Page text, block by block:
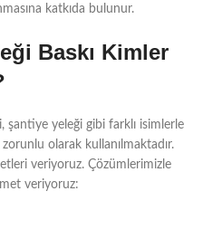
katkıda bulunur.
Baskı Kimler
şantiye yeleği gibi farklı isimlerle
olarak kullanılmaktadır.
veriyoruz. Çözümlerimizle
veriyoruz: